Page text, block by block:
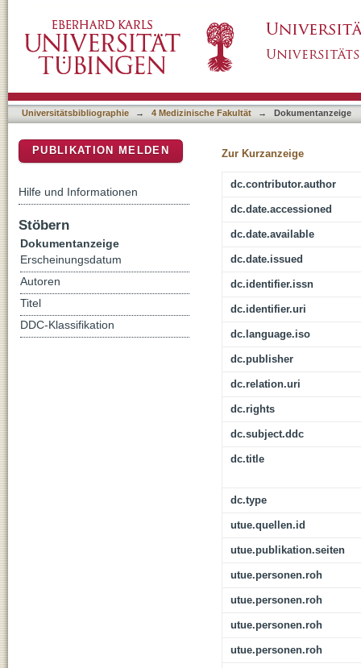
Native Differentiation
Universitätsbibliographie → 4 Medizinische Fakultät → Dokumentanzeige
Zur Kurzanzeige
dc.contributor.author
dc.date.accessioned
dc.date.available
dc.date.issued
dc.identifier.issn
dc.identifier.uri
dc.language.iso
dc.publisher
dc.relation.uri
dc.rights
dc.subject.ddc
dc.title
dc.type
utue.quellen.id
utue.publikation.seiten
utue.personen.roh
utue.personen.roh
utue.personen.roh
utue.personen.roh
PUBLIKATION MELDEN
Hilfe und Informationen
Stöbern
Dokumentanzeige
Erscheinungsdatum
Autoren
Titel
DDC-Klassifikation